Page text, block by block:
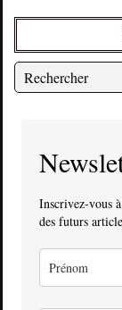
Inscrivez-vous
des futurs